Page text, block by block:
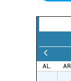
AL. AR.